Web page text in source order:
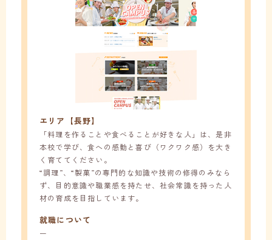
エリア【長野】
「料理を作ることや食べることが好きな人」は、是非
本校で学び、食への感動と喜び（ワクワク感）を大き
く育ててください。
“調理”、“製菓”の専門的な知識や技術の修得のみなら
ず、目的意識や職業感を持たせ、社会常識を持った人
材の育成を目指しています。
就職について
ー